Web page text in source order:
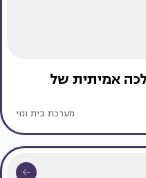
אמיתית של
מערכת בית ונוי